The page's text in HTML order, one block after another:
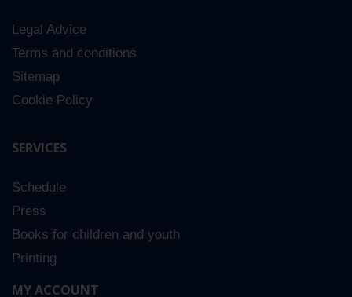
Legal Advice
Terms and conditions
Sitemap
Cookie Policy
SERVICES
Schedule
Press
Books for children and youth
Printing
MY ACCOUNT